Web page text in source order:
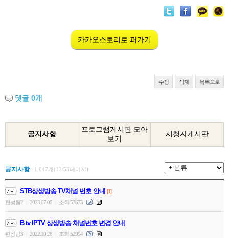
카카오스토리로 퍼가기
수정 삭제 목록으로
댓글 0개
공지사항
프로그램게시판 모아
보기
시청자게시판
공지사항 1,047개(12/53페이지)
STB상생방송 TV채널 번호 안내 [1]
편성팀2
2023.07.05 조회 57673
B tv IPTV 상생방송 채널번호 변경 안내
편성팀3 2022.10.28 조회 52994